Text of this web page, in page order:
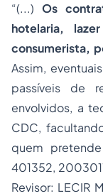
“(...)Os
hotelaria,
consumerista,
Assim,
passíveis de
envolvidos, a
CDC,
quem
401352,
Revisor: LECIR